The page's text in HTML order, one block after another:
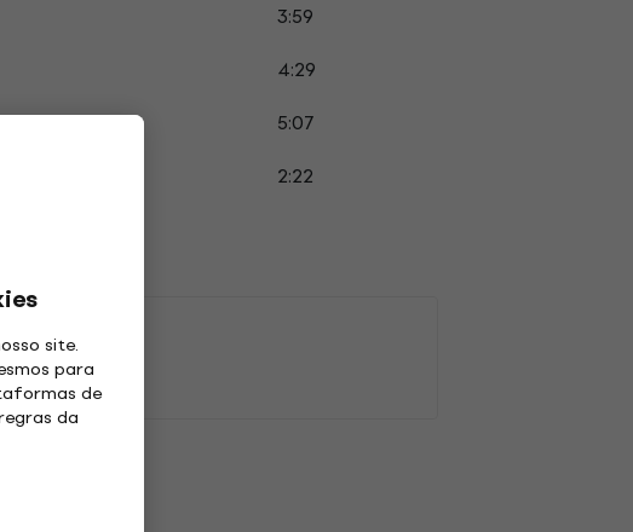
site.
para
de
da
3:59
4:29
5:07
2:22